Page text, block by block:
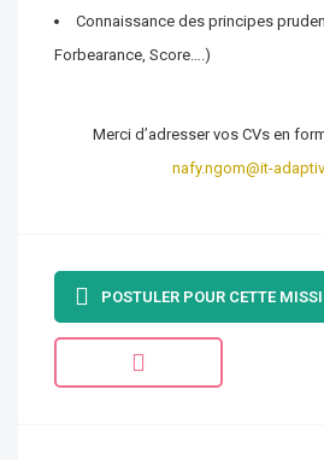
Connaissance des principes
Forbearance, Score….)
Merci d’adresser vos CVs en
nafy.ngom@it-
POSTULER POUR CETTE